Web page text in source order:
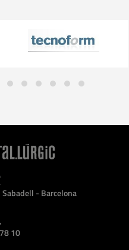
- Barcelona
10